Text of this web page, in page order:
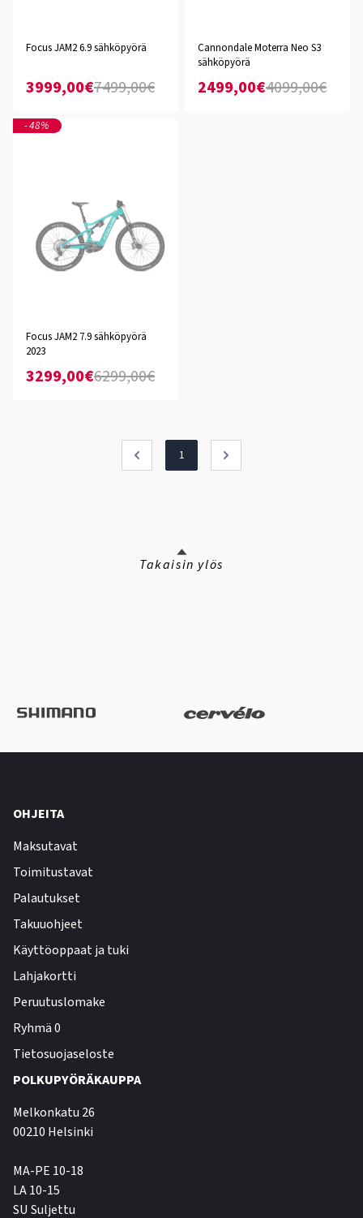
Focus JAM2 6.9 sähköpyörä
3999,00€7499,00€
Cannondale Moterra Neo S3
sähköpyörä
2499,00€4099,00€
-48%
Focus JAM2 7.9 sähköpyörä
2023
3299,00€6299,00€
1
Takaisin ylös
OHJEITA
Maksutavat
Toimitustavat
Palautukset
Takuuohjeet
Käyttöoppaat ja tuki
Lahjakortti
Peruutuslomake
Ryhmä 0
Tietosuojaseloste
POLKUPYÖRÄKAUPPA
Melkonkatu 26
00210 Helsinki
MA-PE 10-18
LA 10-15
SU Suljettu